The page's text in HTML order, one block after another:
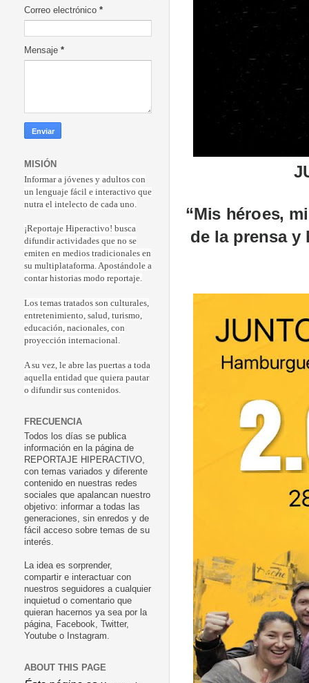
“Mis héroes,
de la prensa
Correo electrónico *
Mensaje *
MISIÓN
Informar a jóvenes y adultos con
un lenguaje fácil e interactivo que
nutra el intelecto de cada uno.
¡Reportaje Hiperactivo! busca
difundir actividades que no se
emiten en medios tradicionales en
su multiplataforma. Apostándole a
contar historias modo reportaje.
Los temas tratados son culturales,
entretenimiento, salud, turismo,
educación, nacionales, con
proyección internacional.
A su vez, le abre las puertas a toda
aquella entidad que quiera pautar
o difundir sus contenidos.
FRECUENCIA
Todos los días se publica
información en la página de
REPORTAJE HIPERACTIVO,
con temas variados y diferente
contenido en nuestras redes
sociales que apalancan nuestro
objetivo: informar a todas las
generaciones, sin enredos y de
fácil acceso sobre temas de su
interés.
La idea es sorprender,
compartir e interactuar con
nuestros seguidores a cualquier
inquietud o comentario que
quieran hacernos ya sea por la
página, Facebook, Twitter,
Youtube o Instagram.
ABOUT THIS PAGE